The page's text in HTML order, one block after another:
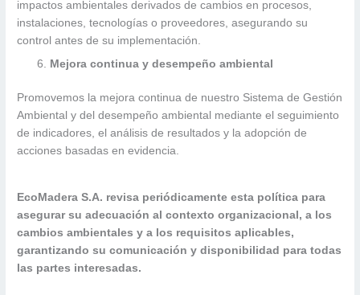
impactos ambientales derivados de cambios en procesos,
instalaciones, tecnologías o proveedores, asegurando su
control antes de su implementación.
Mejora continua y desempeño ambiental
Promovemos la mejora continua de nuestro Sistema de Gestión
Ambiental y del desempeño ambiental mediante el seguimiento
de indicadores, el análisis de resultados y la adopción de
acciones basadas en evidencia.
EcoMadera S.A. revisa periódicamente esta política para
asegurar su adecuación al contexto organizacional, a los
cambios ambientales y a los requisitos aplicables,
garantizando su comunicación y disponibilidad para todas
las partes interesadas.